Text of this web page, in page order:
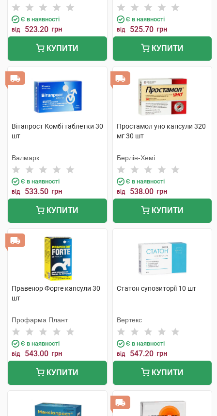
Є в наявності
від 523.20 грн
КУПИТИ
Є в наявності
від 525.70 грн
КУПИТИ
Вітапрост Комбі таблетки 30
шт
Валмарк
Є в наявності
від 533.50 грн
КУПИТИ
Простамол уно капсули 320
мг 30 шт
Берлін-Хемі
Є в наявності
від 538.00 грн
КУПИТИ
Правенор Форте капсули 30
шт
Профарма Плант
Є в наявності
від 543.00 грн
КУПИТИ
Статон супозиторії 10 шт
Вертекс
Є в наявності
від 547.20 грн
КУПИТИ